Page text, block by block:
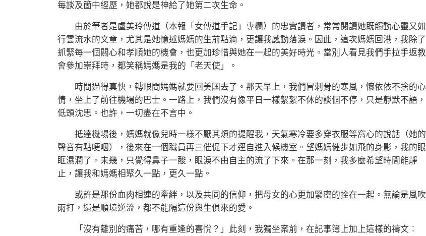
每談及箇中經歷，她都說是神給了她第二次生命。
由於筆者是盧美玲傳道（本報「女傳道手記」專欄）的忠實讀者，常常閱讀她既觸動心靈又如
行雲流水的文章，尤其是她憶述媽媽的生前點滴，更讓我感動落淚。因此，這次媽媽回港，我除了
抓緊每一個關心和孝順她的機會，也更加珍惜與她在一起的美好時光。當別人看見我們手拉手返教
會參加崇拜時，都笑稱媽媽是我的「老天使」。
時間過得真快，轉眼間媽媽就要回美國去了。那天早上，我們冒刺骨的寒風，懷依依不捨的心
情，坐上了前往機場的巴士。一路上，我們沒有像平日一樣絮絮不休的談個不停，只是靜默不語，
低頭沈思。也許，一切盡在不言中。
抵達機場後，媽媽就像兒時一樣不厭其煩的提醒我，天氣寒冷要多穿衣服等窩心的說話（她的
聲音有點哽咽），後來在一個職員再三催促下才逕自進入候機室。望媽媽健步如飛的身影，我的眼
眶濕潤了。未幾，只覺得鼻子一酸，眼淚不由自主的流了下來。在那一刻，我多麼希望時間能靜
止，讓我和媽媽相聚久一點，更久一點。
或許是那份血肉相連的牽絆，以及共同的信仰，把母女的心更加緊密的拴在一起。無論是風吹
雨打，還是順境逆流，都不能隔這份與生俱來的愛。
「沒有離別的痛苦，哪有重逢的喜悅？」此刻，我獨坐案前，在記事簿上加上這樣的禱文︰